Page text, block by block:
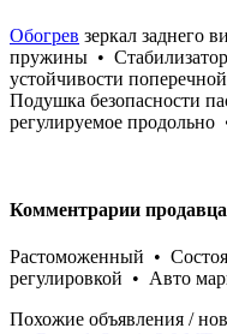
Обогрев зеркал заднего
пружины •
устойчивости
Подушка безопасности
регулируемое
Комментрарии
Растоможенный •
регулировкой • Авто
Похожие объявления /